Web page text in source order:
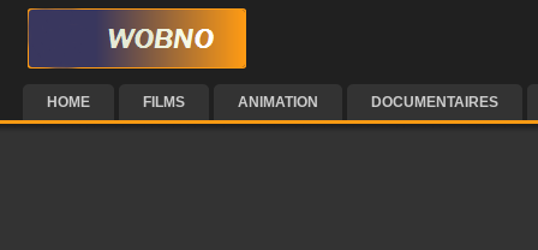
HOME FILMS ANIMATION DOCUMENTAIRES